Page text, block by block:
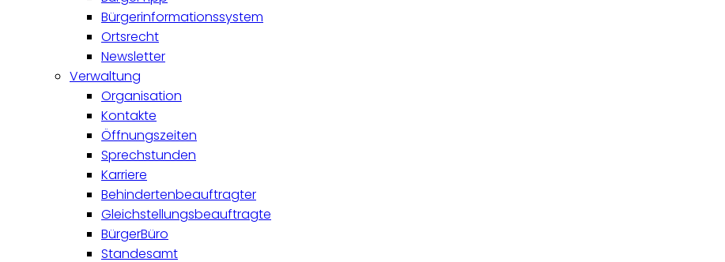
Bürgerinformationssystem
Ortsrecht
Newsletter
Verwaltung
Organisation
Kontakte
Öffnungszeiten
Sprechstunden
Karriere
Behindertenbeauftragter
Gleichstellungsbeauftragte
BürgerBüro
Standesamt